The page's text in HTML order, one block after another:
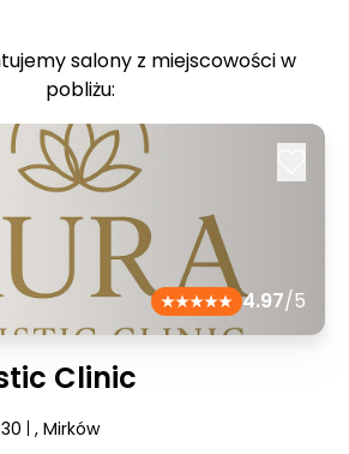
salony z miejscowości w
pobliżu:
4.97/5
Clinic
, Mirków